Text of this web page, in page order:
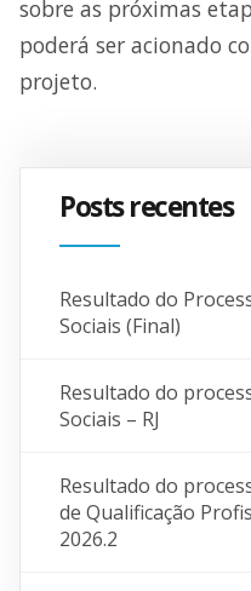
sobre as próximas
poderá ser acionado
projeto.
Posts recentes
Resultado do
Sociais (Final)
Resultado do
Sociais – RJ
Resultado do
de Qualificação
2026.2